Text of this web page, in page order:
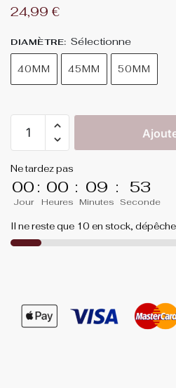
24,99 €
DIAMÈTRE: Sélectionne
40MM 45MM 50MM
Ne tardez pas
00
Jour
: 00
Heures
: 09
Minutes
: 53
Seconde
Il ne reste que 10 en stock,